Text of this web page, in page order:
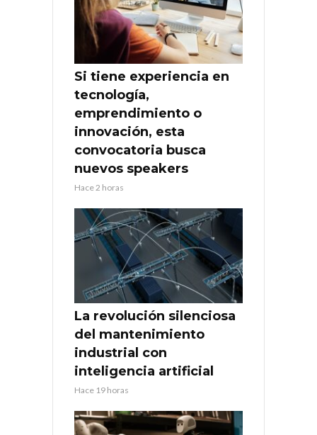
Si tiene experiencia en
tecnología,
emprendimiento o
innovación, esta
convocatoria busca
nuevos speakers
Hace 2 horas
La revolución silenciosa
del mantenimiento
industrial con
inteligencia artificial
Hace 19 horas